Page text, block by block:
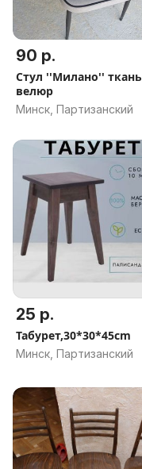
90 р.
Стул ''Милано'' ткань
велюр
Минск, Партизанский
25 р.
Табурет,30*30*45cm
Минск, Партизанский